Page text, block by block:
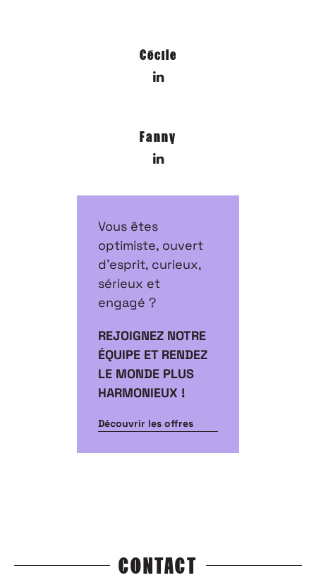
Cécile
Fanny
Vous êtes
optimiste, ouvert
d’esprit, curieux,
sérieux et
engagé ?
REJOIGNEZ NOTRE
ÉQUIPE ET RENDEZ
LE MONDE PLUS
HARMONIEUX !
Découvrir les offres
CONTACT